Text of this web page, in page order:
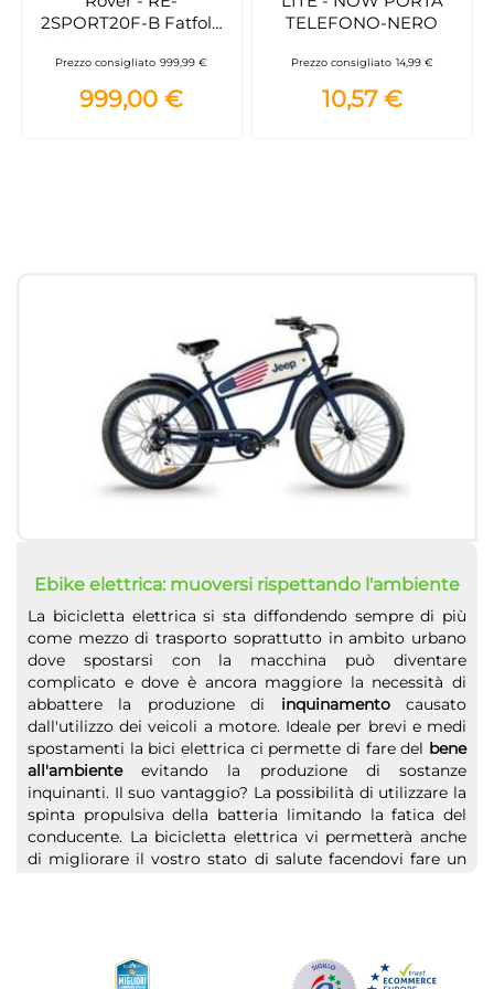
2SPORT20F-B Fatfold
Nero
Prezzo consigliato 999,99 €
999,00 €
TELEFONO-NERO
Prezzo consigliato 14,99 €
10,57 €
Ebike elettrica: muoversi rispettando l'ambiente
La bicicletta elettrica si sta diffondendo sempre di più
come mezzo di trasporto soprattutto in ambito urbano
dove spostarsi con la macchina può diventare
complicato e dove è ancora maggiore la necessità di
abbattere la produzione di inquinamentocausato
dall'utilizzo dei veicoli a motore. Ideale per brevi e medi
spostamenti la bici elettrica ci permette di fare del bene
all'ambienteevitando la produzione di sostanze
inquinanti. Il suo vantaggio? La possibilità di utilizzare la
spinta propulsiva della batteria limitando la fatica del
conducente. La bicicletta elettrica vi permetterà anche
di migliorare il vostro stato di salute facendovi fare un
Nel nostro catalogo troverai ebike elettriche dei migliori